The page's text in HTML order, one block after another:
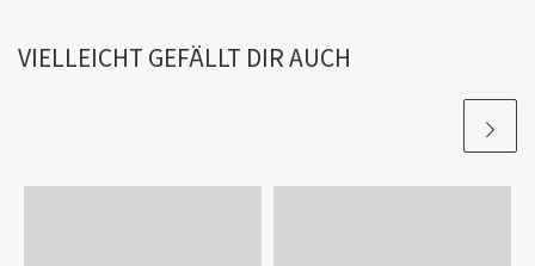
VIELLEICHT GEFÄLLT DIR AUCH